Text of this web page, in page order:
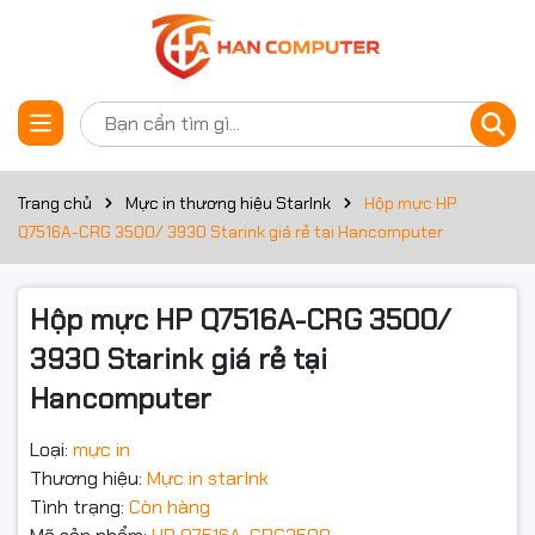
Trang chủ Mực in thương hiệu StarInk
Hộp mực HP
Q7516A-CRG 3500/ 3930 Starink giá rẻ tại Hancomputer
Hộp mực HP Q7516A-CRG 3500/
3930 Starink giá rẻ tại
Hancomputer
Loại: mực in
Thương hiệu: Mực in starInk
Tình trạng: Còn hàng
Thông số kỹ thuật
Hộp Mực HP Q7616A Canon
3500 / 3930 / 3970 / 3980
(509 / 309 / 16A) Star Ink–
Ship COD Toàn Quốc chất
lượng bản in đẹp. Tại
Hancomputer.vn chúng tôi
chuyên cung cấp mực in các
loại kèm với máy in chính
Đặt trước sản phẩm